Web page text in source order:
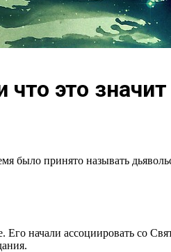
это значит
было принято называть
Его начали ассоциировать со